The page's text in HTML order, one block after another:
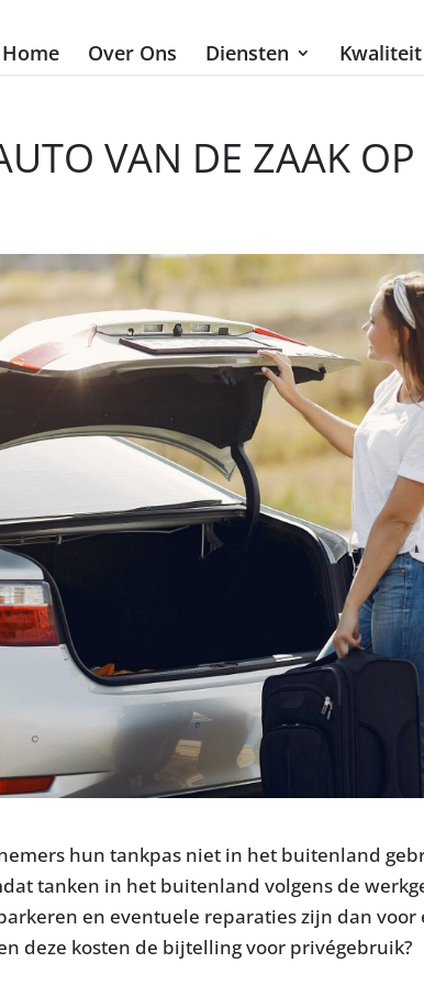
Home Over Ons Diensten Kwaliteit
VAN DE ZAAK
hun tankpas niet in het buitenland
tanken in het buitenland volgens de
en eventuele reparaties zijn dan voor
deze kosten de bijtelling voor privégebruik?